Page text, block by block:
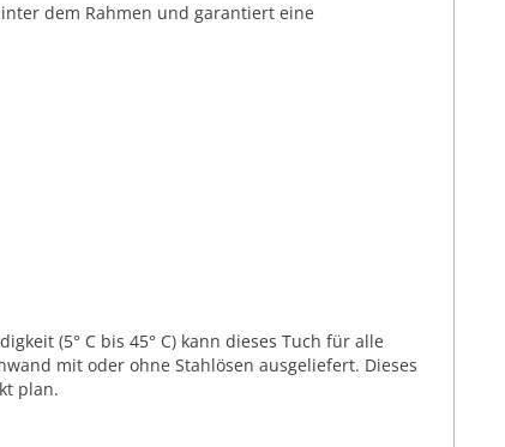
dem Rahmen und garantiert eine
(5° C bis 45° C) kann dieses Tuch für alle
mit oder ohne Stahlösen ausgeliefert. Dieses
plan.